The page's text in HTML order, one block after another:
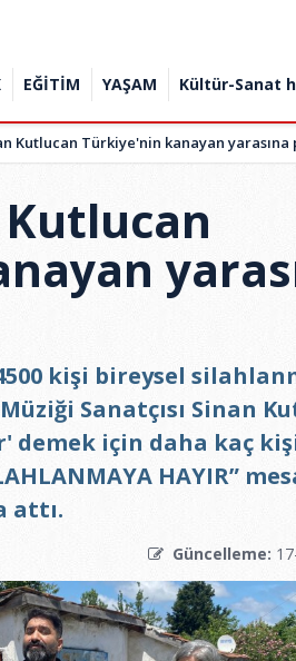
EĞİTİM YAŞAM Kültür-Sanat
Kutlucan Türkiye'nin kanayan yarasına
Kutlucan
kişi bireysel
Sanatçısı Sinan
demek için daha kaç
HAYIR”
attı.
Güncelleme: